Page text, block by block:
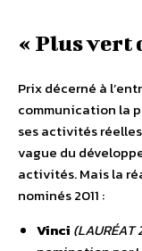
« Plus vert
Prix décerné à
communication la
ses activités
vague du
activités. Mais la
nominés 2011 :
Vinci (LAURÉAT